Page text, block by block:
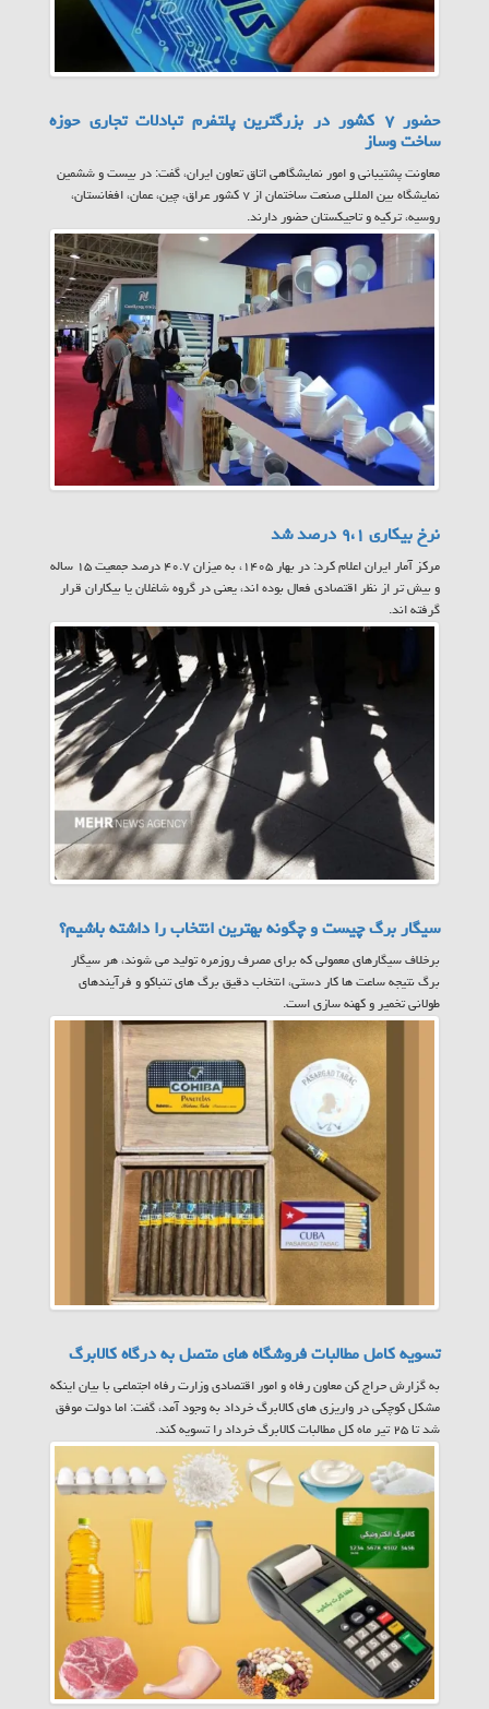
حضور ۷ کشور در بزرگترین پلتفرم تبادلات تجاری حوزه
ساخت وساز
معاونت پشتیبانی و امور نمایشگاهی اتاق تعاون ایران، گفت: در بیست و ششمین
نمایشگاه بین المللی صنعت ساختمان از ۷ کشور عراق، چین، عمان، افغانستان،
روسیه، ترکیه و تاجیکستان حضور دارند.
نرخ بیکاری ۹،۱ درصد شد
مرکز آمار ایران اعلام کرد: در بهار ۱۴۰۵، به میزان ۴۰.۷ درصد جمعیت ۱۵ ساله
و بیش تر از نظر اقتصادی فعال بوده اند، یعنی در گروه شاغلان یا بیکاران قرار
گرفته اند.
سیگار برگ چیست و چگونه بهترین انتخاب را داشته باشیم؟
برخلاف سیگارهای معمولی که برای مصرف روزمره تولید می شوند، هر سیگار
برگ نتیجه ساعت ها کار دستی، انتخاب دقیق برگ های تنباکو و فرآیندهای
طولانی تخمیر و کهنه سازی است.
تسویه کامل مطالبات فروشگاه های متصل به درگاه کالابرگ
به گزارش حراج کن معاون رفاه و امور اقتصادی وزارت رفاه اجتماعی با بیان اینکه
مشکل کوچکی در واریزی های کالابرگ خرداد به وجود آمد، گفت: اما دولت موفق
شد تا ۲۵ تیر ماه کل مطالبات کالابرگ خرداد را تسویه کند.